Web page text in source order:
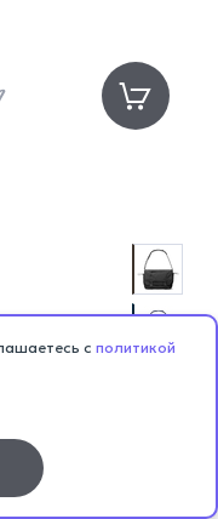
с политикой